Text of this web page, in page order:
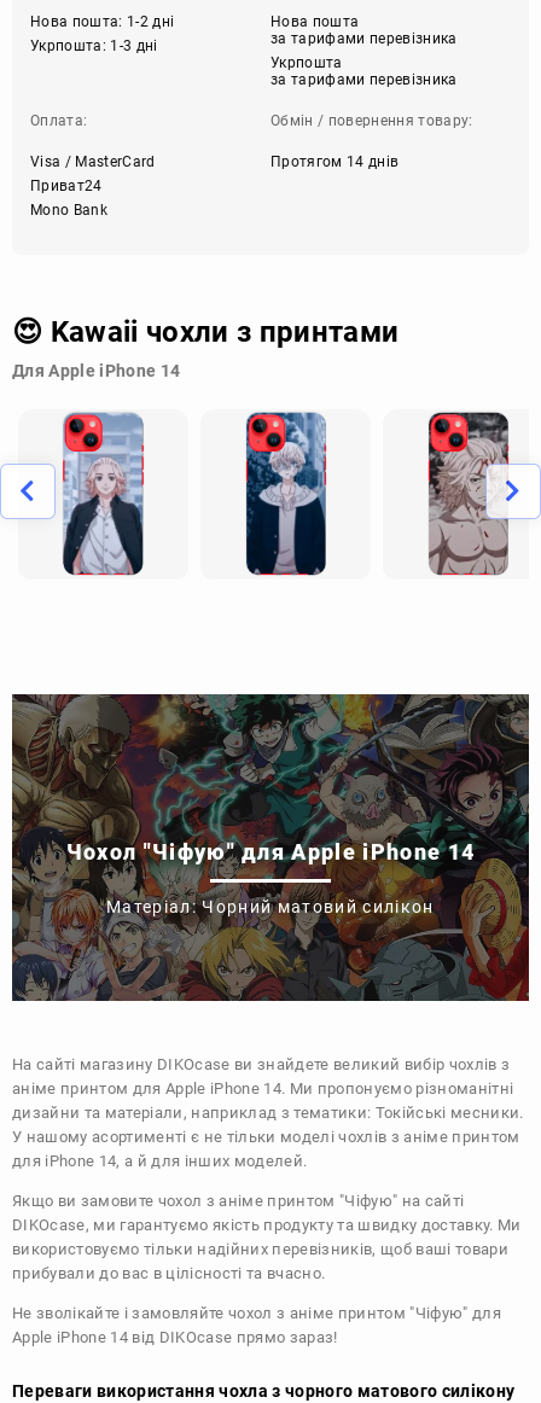
Нова пошта: 1-2 дні
Укрпошта: 1-3 дні
Нова пошта
за тарифами перевізника
Укрпошта
за тарифами перевізника
Оплата:
Visa / MasterCard
Приват24
Mono Bank
Обмін / повернення товару:
Протягом 14 днів
😍 Kawaii чохли з принтами
Для Apple iPhone 14
Чохол "Чіфую" для Apple iPhone 14
Матеріал: Чорний матовий силікон
На сайті магазину DIKOcase ви знайдете великий вибір чохлів з
аніме принтом для Apple iPhone 14. Ми пропонуємо різноманітні
дизайни та матеріали, наприклад з тематики: Токійські месники.
У нашому асортименті є не тільки моделі чохлів з аніме принтом
для iPhone 14, а й для інших моделей.
Якщо ви замовите чохол з аніме принтом "Чіфую" на сайті
DIKOcase, ми гарантуємо якість продукту та швидку доставку. Ми
використовуємо тільки надійних перевізників, щоб ваші товари
прибували до вас в цілісності та вчасно.
Не зволікайте і замовляйте чохол з аніме принтом "Чіфую" для
Apple iPhone 14 від DIKOcase прямо зараз!
Переваги використання чохла з чорного матового силікону